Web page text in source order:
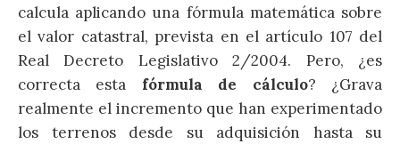
calcula aplicando una fórmula matemática sobre
el valor catastral, prevista en el artículo 107 del
Real Decreto Legislativo 2/2004. Pero, ¿es
correcta esta fórmula de cálculo? ¿Grava
realmente el incremento que han experimentado
los terrenos desde su adquisición hasta su